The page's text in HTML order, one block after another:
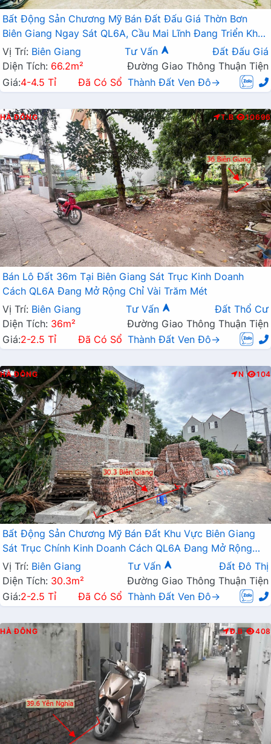
Bất Động Sản Chương Mỹ Bán Đất Đấu Giá Thờn Bơn
Biên Giang Ngay Sát QL6A, Cầu Mai Lĩnh Đang Triển Khai
Mở Rộng
Vị Trí: Biên Giang Tư Vấn
Đất Đấu Giá
Diện Tích: 66.2m²
Đường Giao Thông Thuận Tiện
Giá:4-4.5 Tỉ Đã Có Sổ Thành Đất Ven Đô→
HÀ ĐÔNG T.B 10696
Bán Lô Đất 36m Tại Biên Giang Sát Trục Kinh Doanh
Cách QL6A Đang Mở Rộng Chỉ Vài Trăm Mét
Vị Trí: Biên Giang Tư Vấn
Đất Thổ Cư
Diện Tích: 36m²
Đường Giao Thông Thuận Tiện
Giá:2-2.5 Tỉ Đã Có Sổ Thành Đất Ven Đô→
HÀ ĐÔNG N 104
Bất Động Sản Chương Mỹ Bán Đất Khu Vực Biên Giang
Sát Trục Chính Kinh Doanh Cách QL6A Đang Mở Rộng
Chỉ Vài Trăm Mét
Vị Trí: Biên Giang Tư Vấn
Đất Đô Thị
Diện Tích: 30.3m²
Đường Giao Thông Thuận Tiện
Giá:2-2.5 Tỉ Đã Có Sổ Thành Đất Ven Đô→
HÀ ĐÔNG Đ.B 408